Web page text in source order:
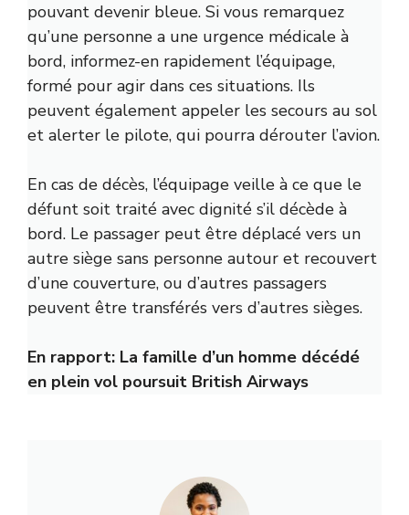
pouvant devenir bleue. Si vous remarquez
qu’une personne a une urgence médicale à
bord, informez-en rapidement l’équipage,
formé pour agir dans ces situations. Ils
peuvent également appeler les secours au sol
et alerter le pilote, qui pourra dérouter l’avion.
En cas de décès, l’équipage veille à ce que le
défunt soit traité avec dignité s’il décède à
bord. Le passager peut être déplacé vers un
autre siège sans personne autour et recouvert
d’une couverture, ou d’autres passagers
peuvent être transférés vers d’autres sièges.
En rapport: La famille d’un homme décédé
en plein vol poursuit British Airways